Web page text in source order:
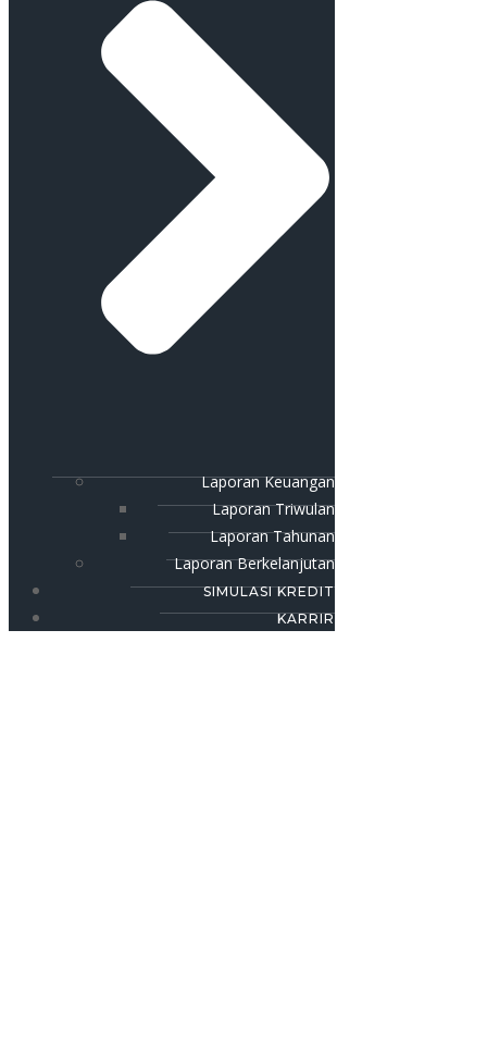
Laporan Keuangan
Laporan Triwulan
Laporan Tahunan
Laporan Berkelanjutan
SIMULASI KREDIT
KARRIR